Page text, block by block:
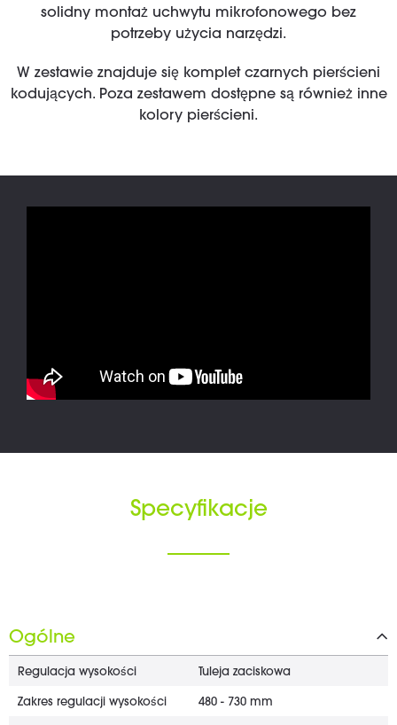
solidny montaż uchwytu mikrofonowego bez
potrzeby użycia narzędzi.
W zestawie znajduje się komplet czarnych pierścieni
kodujących. Poza zestawem dostępne są również inne
kolory pierścieni.
Specyfikacje
Ogólne
Regulacja wysokości Tuleja zaciskowa
Zakres regulacji wysokości 480 - 730 mm